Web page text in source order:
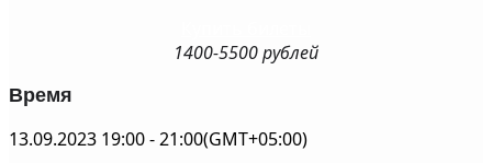
1400-5500 рублей
Время
13.09.2023 19:00-21:00(GMT+05:00)